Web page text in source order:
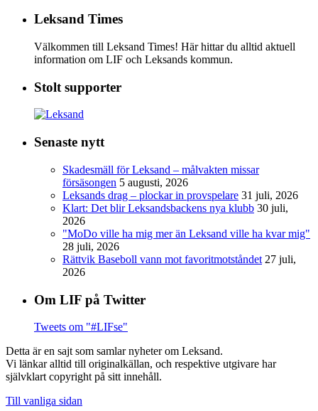
Leksand Times
Välkommen till Leksand Times! Här hittar du alltid aktuell
information om LIF och Leksands kommun.
Stolt supporter
Senaste nytt
Skadesmäll för Leksand – målvakten missar
försäsongen 5 augusti, 2026
Leksands drag – plockar in provspelare 31 juli, 2026
Klart: Det blir Leksandsbackens nya klubb 30 juli,
2026
"MoDo ville ha mig mer än Leksand ville ha kvar mig"
28 juli, 2026
Rättvik Baseboll vann mot favoritmotståndet 27 juli,
2026
Om LIF på Twitter
Tweets om "#LIFse"
Detta är en sajt som samlar nyheter om Leksand.
Vi länkar alltid till originalkällan, och respektive utgivare har
självklart copyright på sitt innehåll.
Till vanliga sidan